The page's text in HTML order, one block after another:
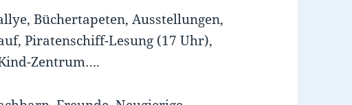
Büchertapeten, Ausstellungen,
Piratenschiff-Lesung (17 Uhr),
Zentrum….